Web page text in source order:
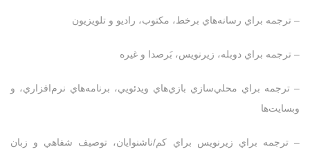
– ترجمه براي رسانه‌هاي برخط، مکتوب، راديو و تلويزيون
– ترجمه براي دوبله، زيرنويس، بَرصدا و غيره
– ترجمه براي محلي‌سازي بازي‌هاي ويدئويي، برنامه‌هاي نرم‌افزاري، و
وبسايتها
– ترجمه براي زيرنويس براي کم‌/ناشنوايان، توصيف شفاهي و زبان